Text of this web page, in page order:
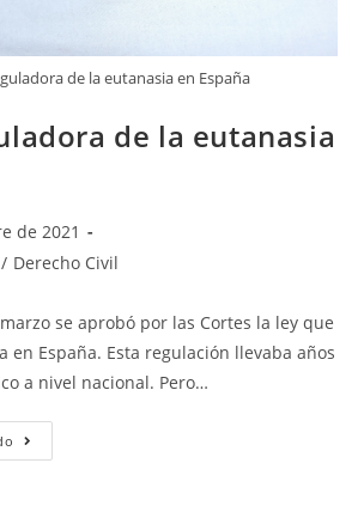
de la eutanasia en España
de la eutanasia
de 2021
/ Derecho Civil
se aprobó por las Cortes la ley que
en España. Esta regulación llevaba años
a nivel nacional. Pero…